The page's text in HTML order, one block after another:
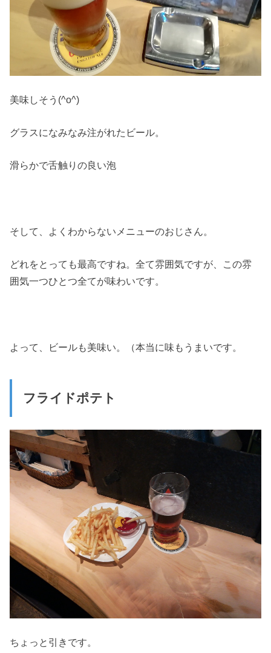
美味しそう(^o^)
グラスになみなみ注がれたビール。
滑らかで舌触りの良い泡
そして、よくわからないメニューのおじさん。
どれをとっても最高ですね。全て雰囲気ですが、この雰
囲気一つひとつ全てが味わいです。
よって、ビールも美味い。（本当に味もうまいです。
フライドポテト
ちょっと引きです。